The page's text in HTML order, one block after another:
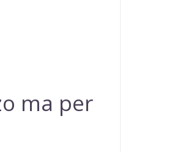
ma per